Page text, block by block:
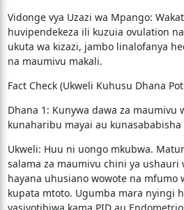
​Vidonge vya Uzazi wa Mpango:
huvipendekeza ili kuzuia ovulation
ukuta wa kizazi, jambo linalofanya
na maumivu makali.
​Fact Check (Ukweli Kuhusu Dhana
​Dhana 1: Kunywa dawa za maumivu
kunaharibu mayai au
​Ukweli: Huu ni uongo mkubwa.
salama za maumivu chini ya ushauri
hayana uhusiano wowote na mfumo
kupata mtoto. Ugumba mara nyingi